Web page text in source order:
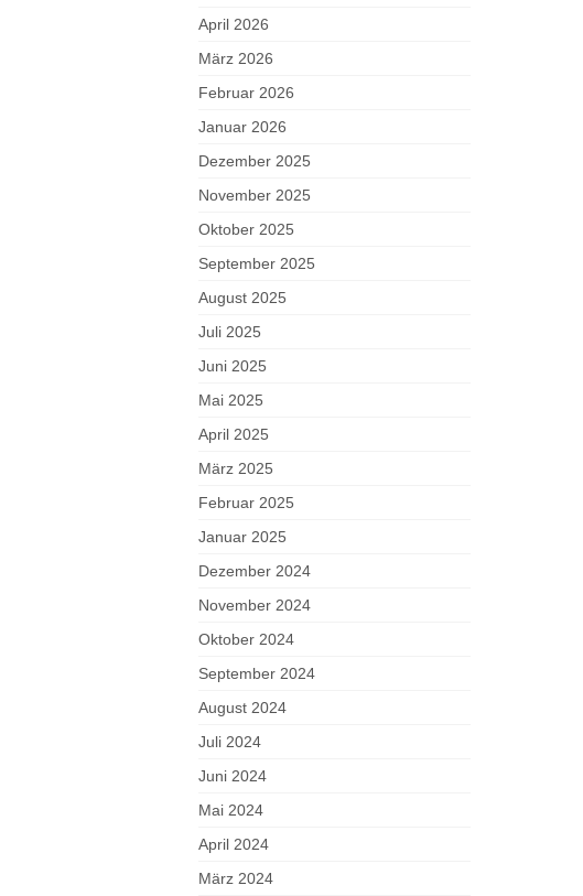
April 2026
März 2026
Februar 2026
Januar 2026
Dezember 2025
November 2025
Oktober 2025
September 2025
August 2025
Juli 2025
Juni 2025
Mai 2025
April 2025
März 2025
Februar 2025
Januar 2025
Dezember 2024
November 2024
Oktober 2024
September 2024
August 2024
Juli 2024
Juni 2024
Mai 2024
April 2024
März 2024